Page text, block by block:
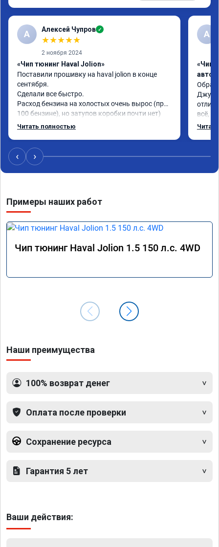
А Алексей Чупров ✓
★★★★★
2 ноября 2024
«Чип тюнинг Haval Jolion»
Поставили прошивку на haval jolion в конце
сентября.
Сделали все быстро.
Расход бензина на холостых очень вырос (при
100 бензине), но затупов коробки почти нет)
Очень приятно ездить на эко режиме, а на
Читать полностью
А
«Чип
всё,
‹ ›
Примеры наших работ
Чип тюнинг Haval Jolion 1.5 150 л.с. 4WD
Наши преимущества
100% возврат денег
Оплата после проверки
Сохранение ресурса
Гарантия 5 лет
Ваши действия: